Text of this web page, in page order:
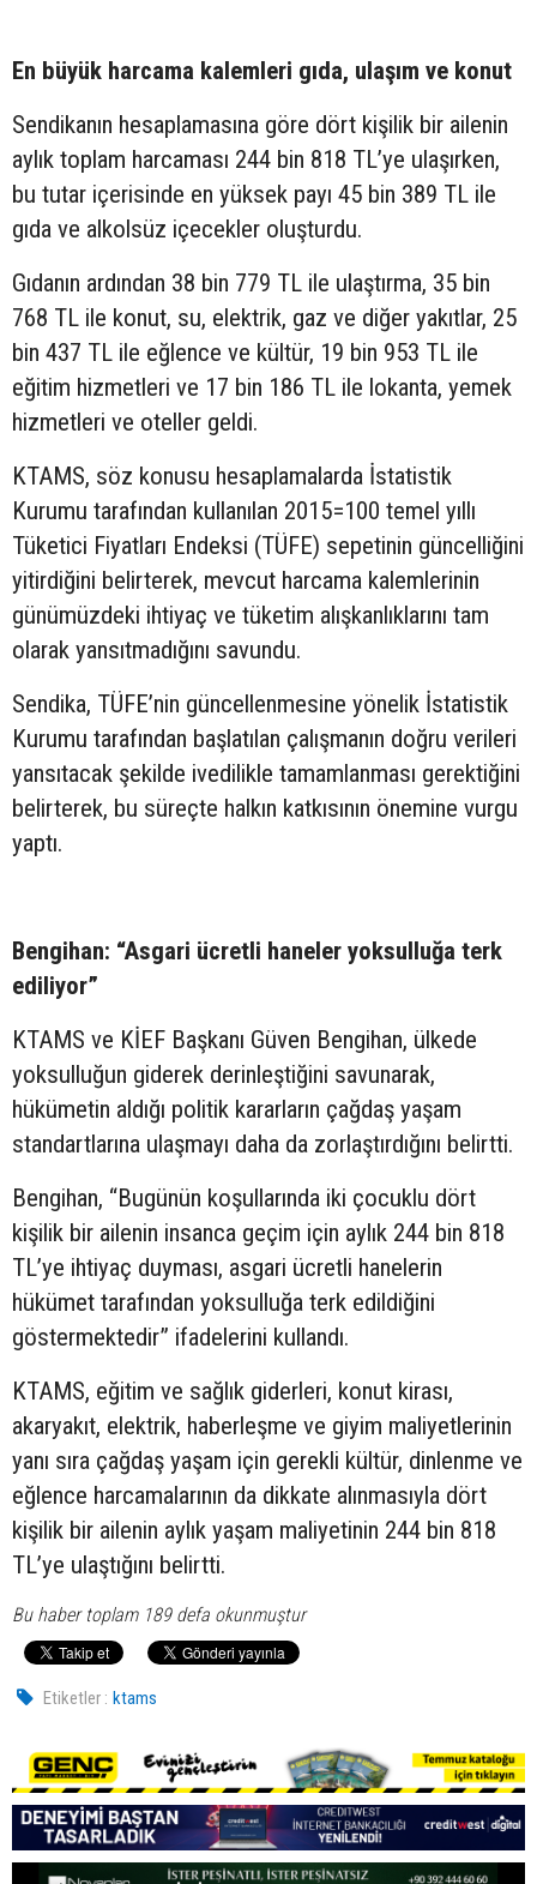
En büyük harcama kalemleri gıda, ulaşım ve konut
Sendikanın hesaplamasına göre dört kişilik bir ailenin
aylık toplam harcaması 244 bin 818 TL’ye ulaşırken,
bu tutar içerisinde en yüksek payı 45 bin 389 TL ile
gıda ve alkolsüz içecekler oluşturdu.
Gıdanın ardından 38 bin 779 TL ile ulaştırma, 35 bin
768 TL ile konut, su, elektrik, gaz ve diğer yakıtlar, 25
bin 437 TL ile eğlence ve kültür, 19 bin 953 TL ile
eğitim hizmetleri ve 17 bin 186 TL ile lokanta, yemek
hizmetleri ve oteller geldi.
KTAMS, söz konusu hesaplamalarda İstatistik
Kurumu tarafından kullanılan 2015=100 temel yıllı
Tüketici Fiyatları Endeksi (TÜFE) sepetinin güncelliğini
yitirdiğini belirterek, mevcut harcama kalemlerinin
günümüzdeki ihtiyaç ve tüketim alışkanlıklarını tam
olarak yansıtmadığını savundu.
Sendika, TÜFE’nin güncellenmesine yönelik İstatistik
Kurumu tarafından başlatılan çalışmanın doğru verileri
yansıtacak şekilde ivedilikle tamamlanması gerektiğini
belirterek, bu süreçte halkın katkısının önemine vurgu
yaptı.
Bengihan: “Asgari ücretli haneler yoksulluğa terk
ediliyor”
KTAMS ve KİEF Başkanı Güven Bengihan, ülkede
yoksulluğun giderek derinleştiğini savunarak,
hükümetin aldığı politik kararların çağdaş yaşam
standartlarına ulaşmayı daha da zorlaştırdığını belirtti.
Bengihan, “Bugünün koşullarında iki çocuklu dört
kişilik bir ailenin insanca geçim için aylık 244 bin 818
TL’ye ihtiyaç duyması, asgari ücretli hanelerin
hükümet tarafından yoksulluğa terk edildiğini
göstermektedir” ifadelerini kullandı.
KTAMS, eğitim ve sağlık giderleri, konut kirası,
akaryakıt, elektrik, haberleşme ve giyim maliyetlerinin
yanı sıra çağdaş yaşam için gerekli kültür, dinlenme ve
eğlence harcamalarının da dikkate alınmasıyla dört
kişilik bir ailenin aylık yaşam maliyetinin 244 bin 818
TL’ye ulaştığını belirtti.
Bu haber toplam 189 defa okunmuştur
Etiketler : ktams